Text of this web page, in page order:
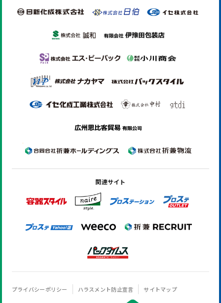
関連サイト
プライバシーポリシー ハラスメント防止宣言 サイトマップ